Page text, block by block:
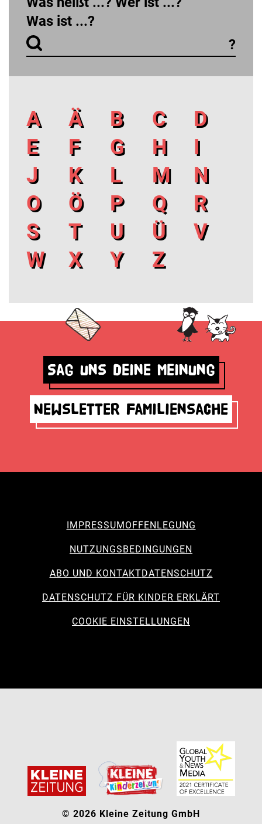
Was ist ...?
?
A Ä B C
D
E
F G H
I
J
K L M
N
O
Ö P Q
R
S
T U Ü
V
W
X Y Z
Sag uns deine Meinung
Newsletter Familiensache
IMPRESSUM OFFENLEGUNG
NUTZUNGSBEDINGUNGEN
ABO UND KONTAKTDATENSCHUTZ
DATENSCHUTZ FÜR KINDER ERKLÄRT
COOKIE EINSTELLUNGEN
© 2026 Kleine Zeitung GmbH